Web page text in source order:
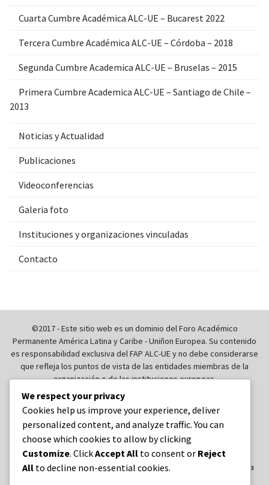
Cuarta Cumbre Académica ALC-UE – Bucarest 2022
Tercera Cumbre Académica ALC-UE – Córdoba – 2018
Segunda Cumbre Academica ALC-UE – Bruselas – 2015
Primera Cumbre Academica ALC-UE – Santiago de Chile –
2013
Noticias y Actualidad
Publicaciones
Videoconferencias
Galeria foto
Instituciones y organizaciones vinculadas
Contacto
©2017 - Este sitio web es un dominio del Foro Académico
Permanente América Latina y Caribe - Uniñon Europea. Su contenido
es responsabilidad exclusiva del FAP ALC-UE y no debe considerarse
que refleja los puntos de vista de las entidades miembras de la
organización o de las instituciones europeas.
Foro Académico Permanente
Secretaría Ejecutiva
Consejo Académico Birregional
Grupos de Reflexion Permanente
Cumbres Académicas
Cuarta Cumbre Académica América Latina y Caribe – Unión Europea
We respect your privacy
Cookies help us improve your experience, deliver
personalized content, and analyze traffic. You can
choose which cookies to allow by clicking
Customize. ClickAccept All to consent or Reject
All to decline non-essential cookies.